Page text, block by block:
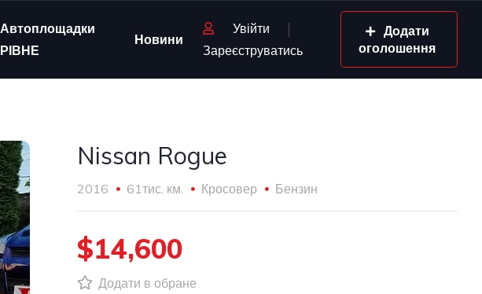
Автоплощадки
РІВНЕ
Новини
Увійти
Зареєструватись
Додати
оголошення
Nissan Rogue
2016 61тис. км. Кросовер Бензин
$14,600
Додати в обране